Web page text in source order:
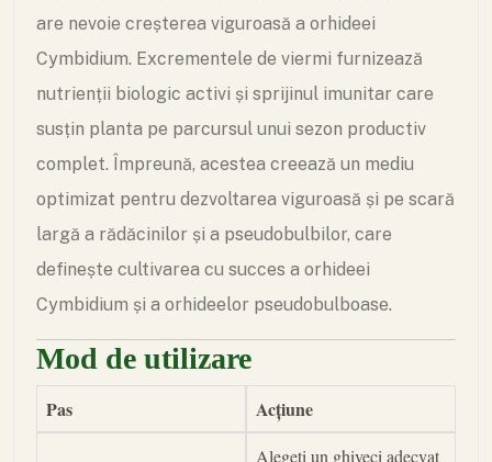
are nevoie creșterea viguroasă a orhideei
Cymbidium. Excrementele de viermi furnizează
nutrienții biologic activi și sprijinul imunitar care
susțin planta pe parcursul unui sezon productiv
complet. Împreună, acestea creează un mediu
optimizat pentru dezvoltarea viguroasă și pe scară
largă a rădăcinilor și a pseudobulbilor, care
definește cultivarea cu succes a orhideei
Cymbidium și a orhideelor pseudobulboase.
Mod de utilizare
Pas Acțiune
Alegeți un ghiveci adecvat